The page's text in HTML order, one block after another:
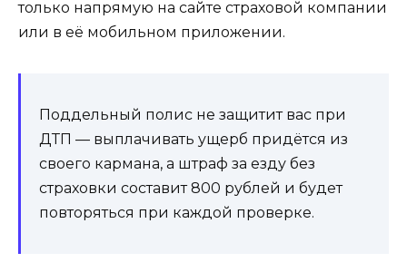
только напрямую на сайте страховой компании
или в её мобильном приложении.
Поддельный полис не защитит вас при
ДТП — выплачивать ущерб придётся из
своего кармана, а штраф за езду без
страховки составит 800 рублей и будет
повторяться при каждой проверке.